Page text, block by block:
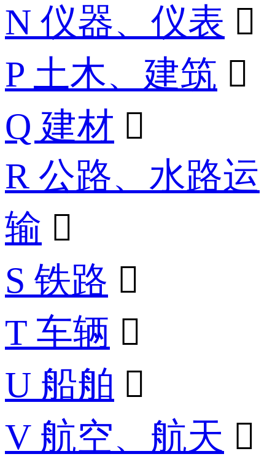
N 仪器、仪表 
P 土木、建筑 
Q 建材 
R 公路、水路运
输 
S 铁路 
T 车辆 
U 船舶 
V 航空、航天 